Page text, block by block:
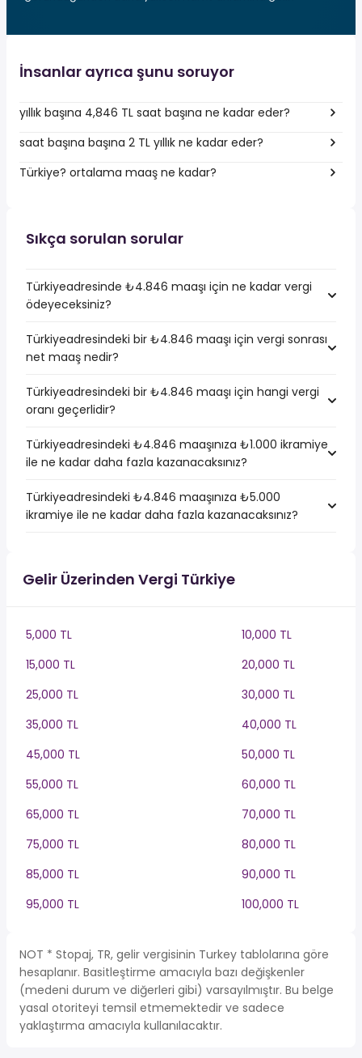
İnsanlar ayrıca şunu soruyor
yıllık başına 4,846 TL saat başına ne kadar eder?
saat başına başına 2 TL yıllık ne kadar eder?
Türkiye? ortalama maaş ne kadar?
Sıkça sorulan sorular
Türkiyeadresinde ₺4.846 maaşı için ne kadar vergi
ödeyeceksiniz?
Türkiyeadresindeki bir ₺4.846 maaşı için vergi sonrası
net maaş nedir?
Türkiyeadresindeki bir ₺4.846 maaşı için hangi vergi
oranı geçerlidir?
Türkiyeadresindeki ₺4.846 maaşınıza ₺1.000 ikramiye
ile ne kadar daha fazla kazanacaksınız?
Türkiyeadresindeki ₺4.846 maaşınıza ₺5.000
ikramiye ile ne kadar daha fazla kazanacaksınız?
Gelir Üzerinden Vergi Türkiye
5,000 TL
10,000 TL
15,000 TL
20,000 TL
25,000 TL
30,000 TL
35,000 TL
40,000 TL
45,000 TL
50,000 TL
55,000 TL
60,000 TL
65,000 TL
70,000 TL
75,000 TL
80,000 TL
85,000 TL
90,000 TL
95,000 TL
100,000 TL
NOT * Stopaj, TR, gelir vergisinin Turkey tablolarına göre
hesaplanır. Basitleştirme amacıyla bazı değişkenler
(medeni durum ve diğerleri gibi) varsayılmıştır. Bu belge
yasal otoriteyi temsil etmemektedir ve sadece
yaklaştırma amacıyla kullanılacaktır.